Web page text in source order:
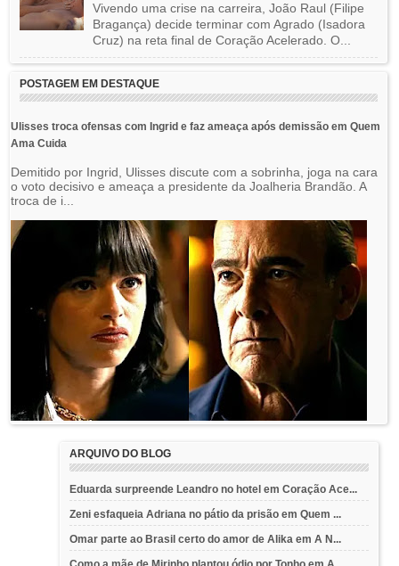
Vivendo uma crise na carreira, João Raul (Filipe
Bragança) decide terminar com Agrado (Isadora
Cruz) na reta final de Coração Acelerado. O...
POSTAGEM EM DESTAQUE
Ulisses troca ofensas com Ingrid e faz ameaça após demissão em Quem
Ama Cuida
Demitido por Ingrid, Ulisses discute com a sobrinha, joga na cara
o voto decisivo e ameaça a presidente da Joalheria Brandão. A
troca de i...
ARQUIVO DO BLOG
Eduarda surpreende Leandro no hotel em Coração Ace...
Zeni esfaqueia Adriana no pátio da prisão em Quem ...
Omar parte ao Brasil certo do amor de Alika em A N...